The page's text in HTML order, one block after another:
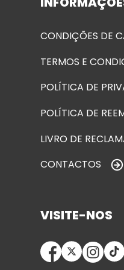
CONDIÇÕES DE
TERMOS E
POLÍTICA DE
POLÍTICA DE
LIVRO DE
CONTACTOS
VISITE-NOS